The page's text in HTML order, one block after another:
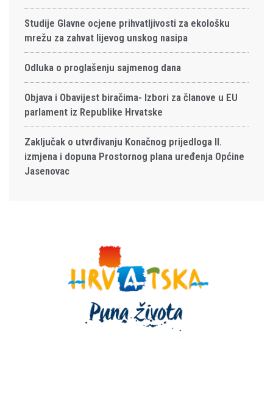
Studije Glavne ocjene prihvatljivosti za ekološku
mrežu za zahvat lijevog unskog nasipa
Odluka o proglašenju sajmenog dana
Objava i Obavijest biračima- Izbori za članove u EU
parlament iz Republike Hrvatske
Zaključak o utvrđivanju Konačnog prijedloga II.
izmjena i dopuna Prostornog plana uređenja Općine
Jasenovac